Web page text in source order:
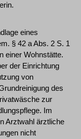
eines
§ 42 a Abs. 2 S. 1
einer Wohnstätte.
der Einrichtung
von
des
zur
Im
Arztwahl ärztliche
nicht